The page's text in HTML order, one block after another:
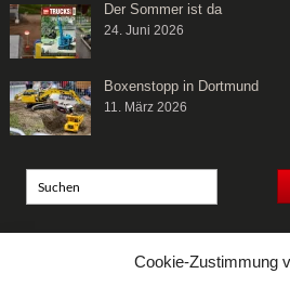
Cookie-Zustimmung
Der Sommer ist da
24. Juni 2026
Boxenstopp in Dortmund
11. März 2026